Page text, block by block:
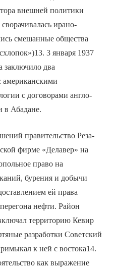
внешней политики
ирано-
смешанные общества
3 января 1937
заключило два
американскими
с договорами англо-
в Абадане.
правительство Реза-
фирме «Делавер» на
право на
бурения и добычи
ей права
нефти. Район
территорию Кевир
разработки Советский
к ней с востока14.
как выражение